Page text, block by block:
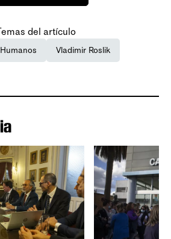
del artículo
Vladimir Roslik